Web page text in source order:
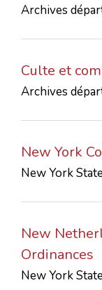
Archives
Culte et
Archives
New York
New York
New
Ordinances
New York